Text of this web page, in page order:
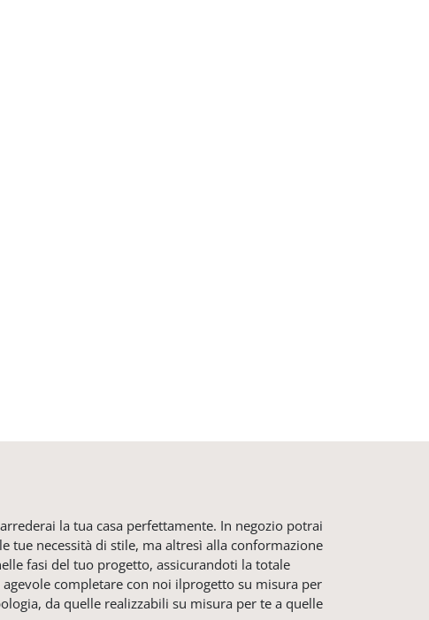
la tua casa perfettamente. In negozio potrai
tue necessità di stile, ma altresì alla conformazione
fasi del tuo progetto, assicurandoti la totale
completare con noi ilprogetto su misura per
da quelle realizzabili su misura per te a quelle